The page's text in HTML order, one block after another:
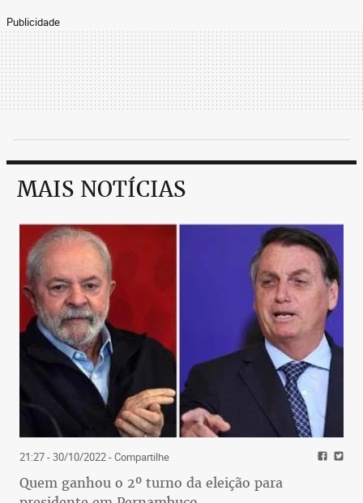
Publicidade
MAIS NOTÍCIAS
21:27 - 30/10/2022- Compartilhe
Quem ganhou o 2º turno da eleição para